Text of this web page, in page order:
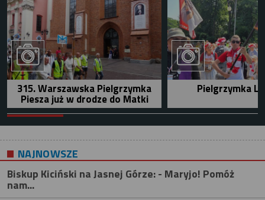
315. Warszawska Pielgrzymka
Piesza już w drodze do Matki
Pielgrzymka
NAJNOWSZE
Biskup Kiciński na Jasnej Górze: - Maryjo! Pomóż
nam...